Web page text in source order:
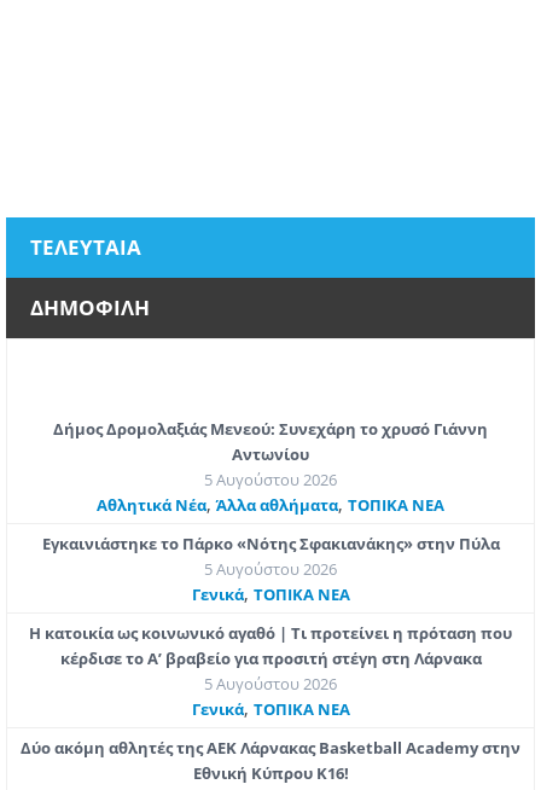
ΤΕΛΕΥΤΑΙΑ
ΔΗΜΟΦΙΛΗ
Δήμος Δρομολαξιάς Μενεού: Συνεχάρη το χρυσό Γιάννη
Αντωνίου
5 Αυγούστου 2026
Αθλητικά Νέα,Άλλα αθλήματα, ΤΟΠΙΚΑ ΝΕΑ
Εγκαινιάστηκε το Πάρκο «Νότης Σφακιανάκης» στην Πύλα
5 Αυγούστου 2026
Γενικά, ΤΟΠΙΚΑ ΝΕΑ
Η κατοικία ως κοινωνικό αγαθό | Τι προτείνει η πρόταση που
κέρδισε το Α’ βραβείο για προσιτή στέγη στη Λάρνακα
5 Αυγούστου 2026
Γενικά, ΤΟΠΙΚΑ ΝΕΑ
Δύο ακόμη αθλητές της ΑΕΚ Λάρνακας Basketball Academy στην
Εθνική Κύπρου Κ16!